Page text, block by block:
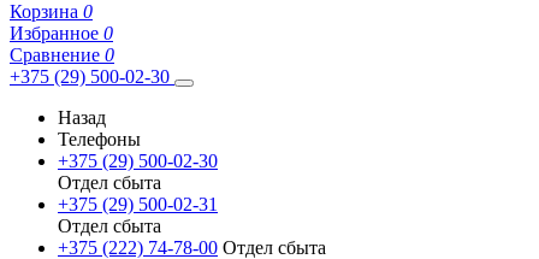
Корзина 0
Избранное 0
Сравнение 0
+375 (29) 500-02-30
Назад
Телефоны
+375 (29) 500-02-30
Отдел сбыта
+375 (29) 500-02-31
Отдел сбыта
+375 (222) 74-78-00 Отдел сбыта